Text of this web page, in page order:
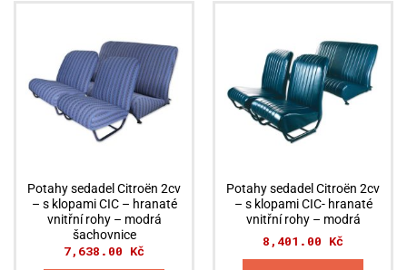
Potahy sedadel Citroën 2cv
– s klopami CIC – hranaté
vnitřní rohy – modrá
šachovnice
7,638.00 Kč
Potahy sedadel Citroën 2cv
– s klopami CIC- hranaté
vnitřní rohy – modrá
8,401.00 Kč